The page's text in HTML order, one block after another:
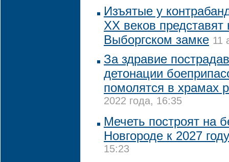
Изъятые у
XX веков
Выборгском замке 11
За здравие
детонации
помолятся в храмах
2022 года, 16:35
Мечеть построят на
Новгороде к 2027 году
15:23